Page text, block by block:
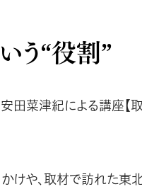
う“役割”
田菜津紀による講座【
けや、取材で訪れた東